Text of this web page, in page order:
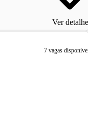
Ver
7 vagas